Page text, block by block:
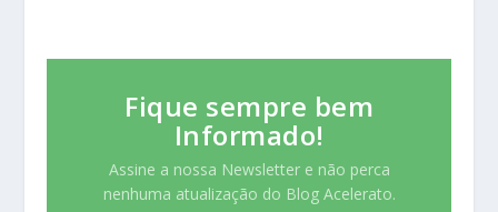
Fique sempre bem
Informado!
Assine a nossa Newsletter e não perca
nenhuma atualização do Blog Acelerato.